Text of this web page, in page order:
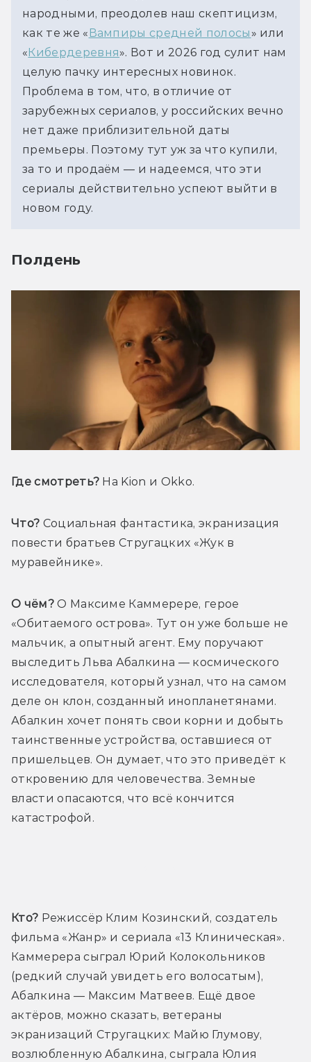
народными, преодолев наш скептицизм,
как те же « Вампиры средней полосы » или
«Кибердеревня». Вот и 2026 год сулит нам
целую пачку интересных новинок.
Проблема в том, что, в отличие от
зарубежных сериалов, у российских вечно
нет даже приблизительной даты
премьеры. Поэтому тут уж за что купили,
за то и продаём — и надеемся, что эти
сериалы действительно успеют выйти в
новом году.
Полдень
Где смотреть? Н а Kion и Okko.
Что? Социальная фантастика, экранизация
повести братьев Стругацких «Жук в
муравейнике».
О чём? О Максиме Каммерере, герое
«Обитаемого острова». Тут он уже больше не
мальчик, а опытный агент. Ему поручают
выследить Льва Абалкина — космического
исследователя, который узнал, что на самом
деле он клон, созданный инопланетянами.
Абалкин хочет понять свои корни и добыть
таинственные устройства, оставшиеся от
пришельцев. Он думает, что это приведёт к
откровению для человечества. Земные
власти опасаются, что всё кончится
катастрофой.
Кто? Режиссёр Клим Козинский, создатель
фильма «Жанр» и сериала «13 Клиническая».
Каммерера сыграл Юрий Колокольников
(редкий случай увидеть его волосатым),
Абалкина — Максим Матвеев. Ещё двое
актёров, можно сказать, ветераны
экранизаций Стругацких: Майю Глумову,
возлюбленную Абалкина, сыграла Юлия